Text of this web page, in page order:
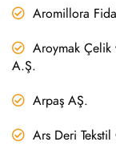
Aromillora
Aroymak Çelik
A.Ş.
Arpaş AŞ.
Ars Deri